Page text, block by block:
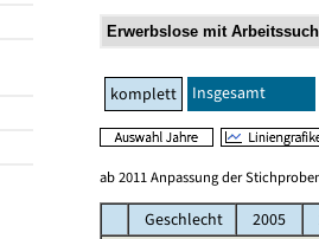
komplett Insgesamt
ab 2011 Anpassung der
Geschlecht 2005